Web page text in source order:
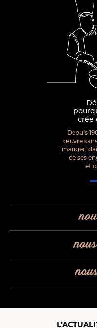
crée
Depuis
œuvre
manger,
de ses
et